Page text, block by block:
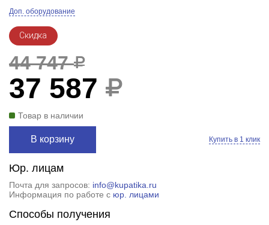
Доп. оборудование
Скидка
44 747
37 587
Товар в наличии
В корзину Купить в 1 клик
Юр. лицам
Почта для запросов: info@kupatika.ru
Информация по работе с юр. лицами
Способы получения